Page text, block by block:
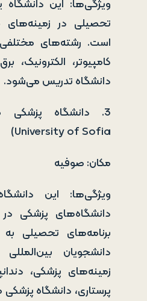
ویژگی‌ها: این دانشگاه
تحصیلی در
است. رشته‌های
کامپیوتر، الکترونیک،
دانشگاه تدریس می‌شود.
University of Sofia)
مکان: صوفیه
ویژگی‌ها: این
دانشگاه‌های پزشکی
برنامه‌های تحصیلی به
دانشجویان
زمینه‌های پزشکی،
پرستاری، دانشگاه